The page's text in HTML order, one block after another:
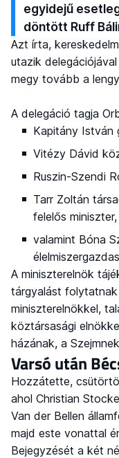
egyidejű
döntött Ruff
Azt írta,
utazik
megy tovább a
A delegáció tagja
Kapitány István
Vitézy Dávid
Ruszin-Szendi
Tarr Zoltán
felelős miniszter,
valamint Bóna
A miniszterelnök
tárgyalást
miniszterelnökkel,
köztársasági
házának, a
Varsó után
Hozzátette,
ahol Christian
Van der Bellen
majd este vonattal
Bejegyzését a két